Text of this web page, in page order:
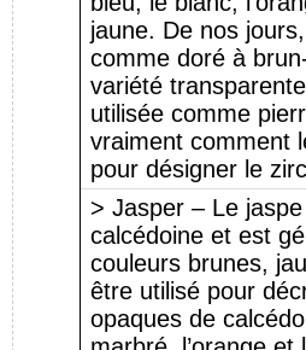
jaune. De nos
comme doré à
variété
utilisée comme
vraiment comment
pour désigner le
> Jasper – Le
calcédoine et est
couleurs brunes,
être utilisé pour
opaques de